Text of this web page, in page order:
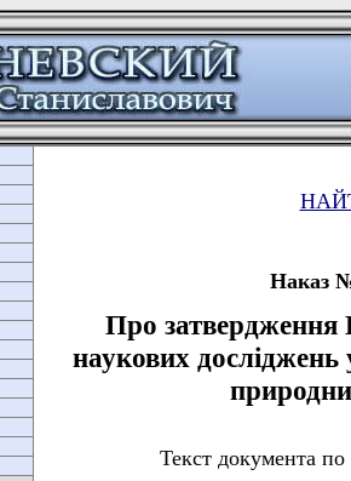
Наказ №
Про затвердження
наукових досліджень
Текст документа